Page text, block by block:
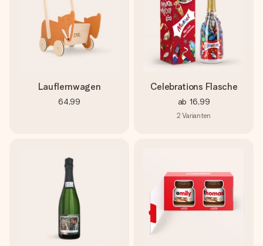
Lauflernwagen
64,99
Celebrations Flasche
ab 16,99
2 Varianten